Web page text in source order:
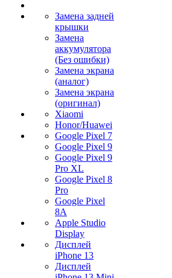
Замена задней
крышки
Замена
аккумулятора
(Без ошибки)
Замена экрана
(аналог)
Замена экрана
(оригинал)
Xiaomi
Honor/Huawei
Google Pixel 7
Google Pixel 9
Google Pixel 9
Pro XL
Google Pixel 8
Pro
Google Pixel
8A
Apple Studio
Display
Дисплей
iPhone 13
Дисплей